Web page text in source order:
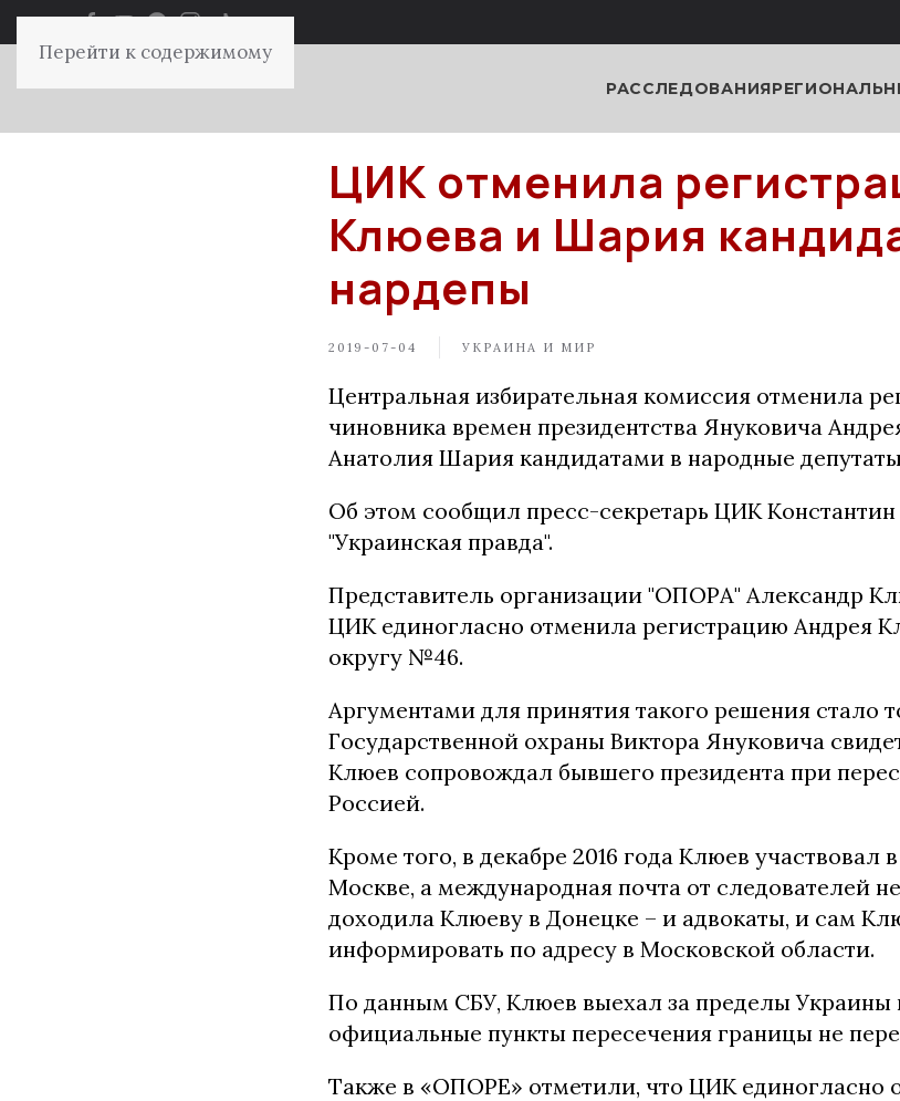
Перейти к содержимому
РАССЛЕДОВАНИЯ
ЦИК отменила
Клюева и Шария
нардепы
2019-07-04 УКРАИНА И МИР
Центральная избирательная комиссия отменила
чиновника времен президентства Януковича
Анатолия Шария кандидатами в народные
Об этом сообщил пресс-секретарь ЦИК Константин
"Украинская правда".
Представитель организации "ОПОРА" Александр
ЦИК единогласно отменила регистрацию Андрея
округу №46.
Аргументами для принятия такого решения стало
Государственной охраны Виктора Януковича
Клюев сопровождал бывшего президента при
Россией.
Кроме того, в декабре 2016 года Клюев участвовал
Москве, а международная почта от следователей
доходила Клюеву в Донецке – и адвокаты, и сам
информировать по адресу в Московской области.
По данным СБУ, Клюев выехал за пределы Украины
официальные пункты пересечения границы не
Также в «ОПОРЕ» отметили, что ЦИК единогласно